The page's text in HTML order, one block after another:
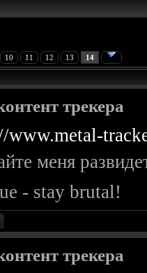
10 11 12 13 14
трекера
www.metal-
меня
- stay brutal!
трекера